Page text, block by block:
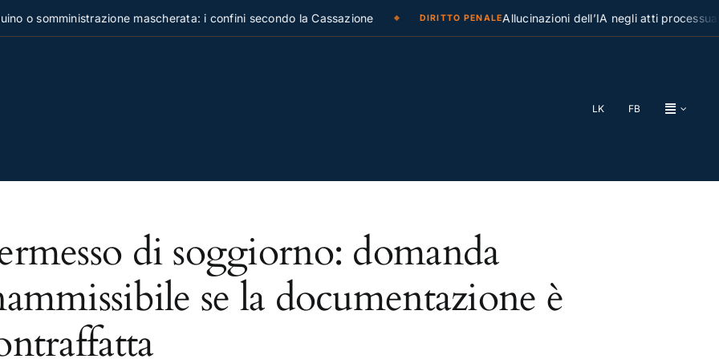
o somministrazione mascherata: i confini secondo la Cassazione DIRITTO PENALEAllucinazioni dell’IA negli atti
LK FB
di soggiorno: domanda
se la documentazione è